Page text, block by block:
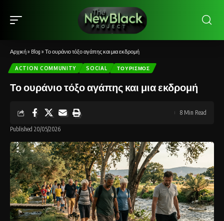
Αρχική» Blog » Το ουράνιο τόξο αγάπης και μια εκδρομή
ACTION COMMUNITY SOCIAL ΤΟΥΡΙΣΜΌΣ
Το ουράνιο τόξο αγάπης και μια εκδρομή
Published 20/05/2026
8 Min Read